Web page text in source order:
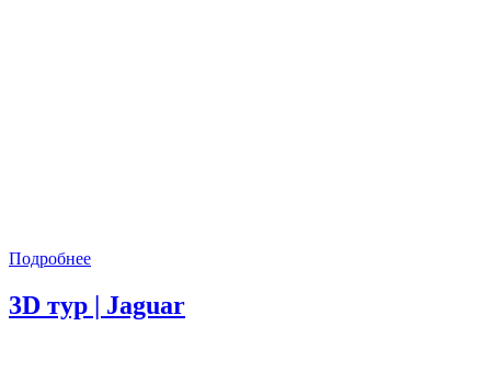
Подробнее
3D тур | Jaguar